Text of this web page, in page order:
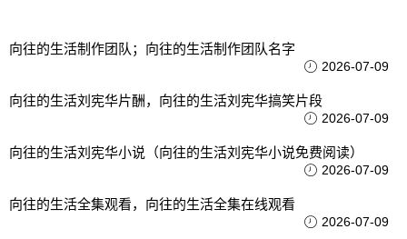
向往的生活制作团队；向往的生活制作团队名字
2026-07-09
向往的生活刘宪华片酬，向往的生活刘宪华搞笑片段
2026-07-09
向往的生活刘宪华小说（向往的生活刘宪华小说免费阅读）
2026-07-09
向往的生活全集观看，向往的生活全集在线观看
2026-07-09